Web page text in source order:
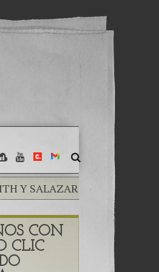
EXPRESAN
(Español) EL TUMOR
Cutino
(Español) Una crisis
Rusas — Capítulo IV
CON
CLIC